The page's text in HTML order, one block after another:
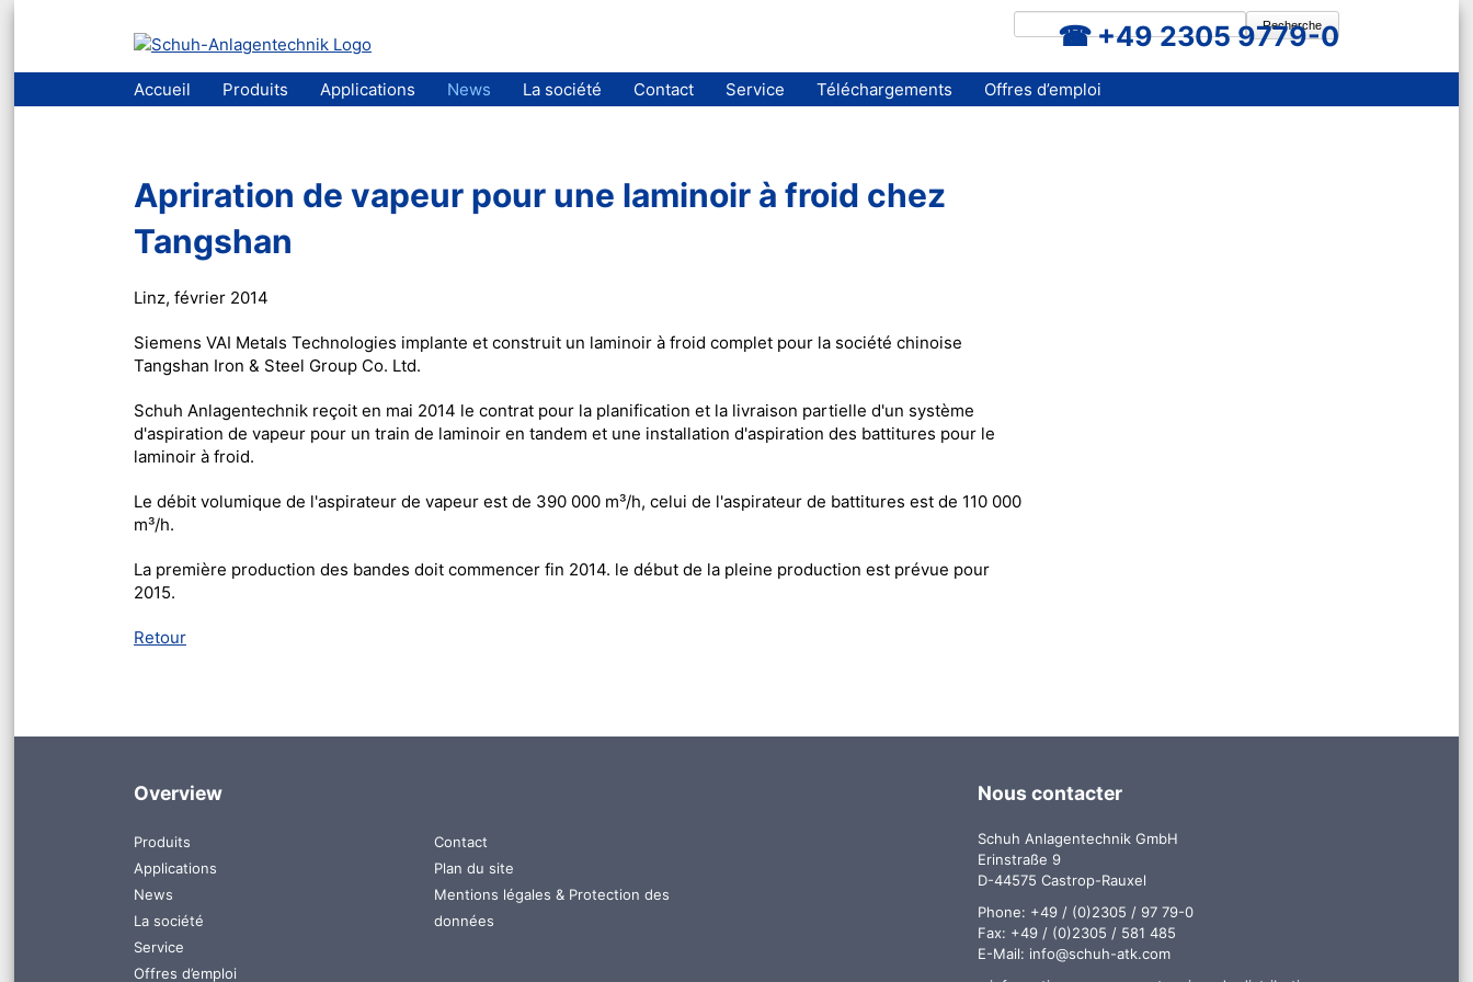
Recherche
+49 2305 9779-0
Aller
au
Accueil Produits Applications News La société Contact Service Téléchargements Offres d’emploi
Apriration de vapeur pour une laminoir à froid chez
Tangshan
Linz, février 2014
Siemens VAI Metals Technologies implante et construit un laminoir à froid complet pour la société chinoise
Tangshan Iron & Steel Group Co. Ltd.
Schuh Anlagentechnik reçoit en mai 2014 le contrat pour la planification et la livraison partielle d'un système
d'aspiration de vapeur pour un train de laminoir en tandem et une installation d'aspiration des battitures pour le
laminoir à froid.
Le débit volumique de l'aspirateur de vapeur est de 390 000 m³/h, celui de l'aspirateur de battitures est de 110 000
m³/h.
La première production des bandes doit commencer fin 2014. le début de la pleine production est prévue pour
2015.
Retour
Overview
Aller
au
contenu
Produits
Applications
News
La société
Service
Offres d’emploi
Aller
au
contenu
Contact
Plan du site
Mentions légales & Protection des
données
Nous contacter
Schuh Anlagentechnik GmbH
Erinstraße 9
D-44575 Castrop-Rauxel
Phone: +49 / (0)2305 / 97 79-0
Fax: +49 / (0)2305 / 581 485
E-Mail: info@schuh-atk.com